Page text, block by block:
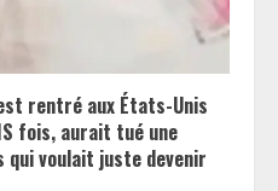
rentré aux États-Unis
fois, aurait tué une
voulait juste devenir